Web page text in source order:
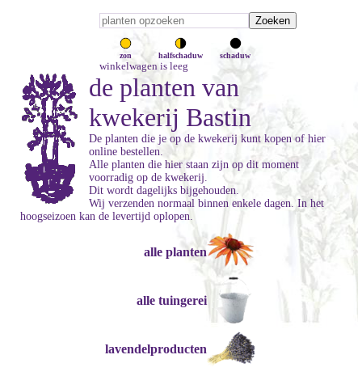
zon halfschaduw schaduw
winkelwagen is leeg
de planten van
kwekerij Bastin
De planten die je op de kwekerij kunt kopen of hier
online bestellen.
Alle planten die hier staan zijn op dit moment
voorradig op de kwekerij.
Dit wordt dagelijks bijgehouden.
Wij verzenden normaal binnen enkele dagen. In het
hoogseizoen kan de levertijd oplopen.
alle planten
alle tuingerei
lavendelproducten